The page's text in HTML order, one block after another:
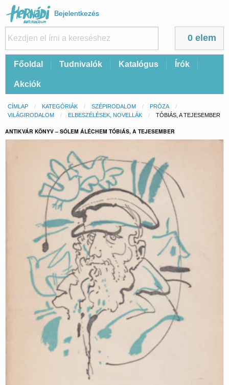
Felhasználói
fiók
menüje
Bejelentkezés
0 elem
FőFőoldal Tudnivalók Katalógus Írók
Akciók
Morzsa
CÍMLAP KATEGÓRIÁK SZÉPIRODALOM
PRÓZA
VILÁGIRODALOM
ELBESZÉLÉSEK, NOVELLÁK CURRENT:
TÓBIÁS, A TEJESEMBER
ANTIKVÁR KÖNYV – SÓLEM ÁLÉCHEM TÓBIÁS, A TEJESEMBER